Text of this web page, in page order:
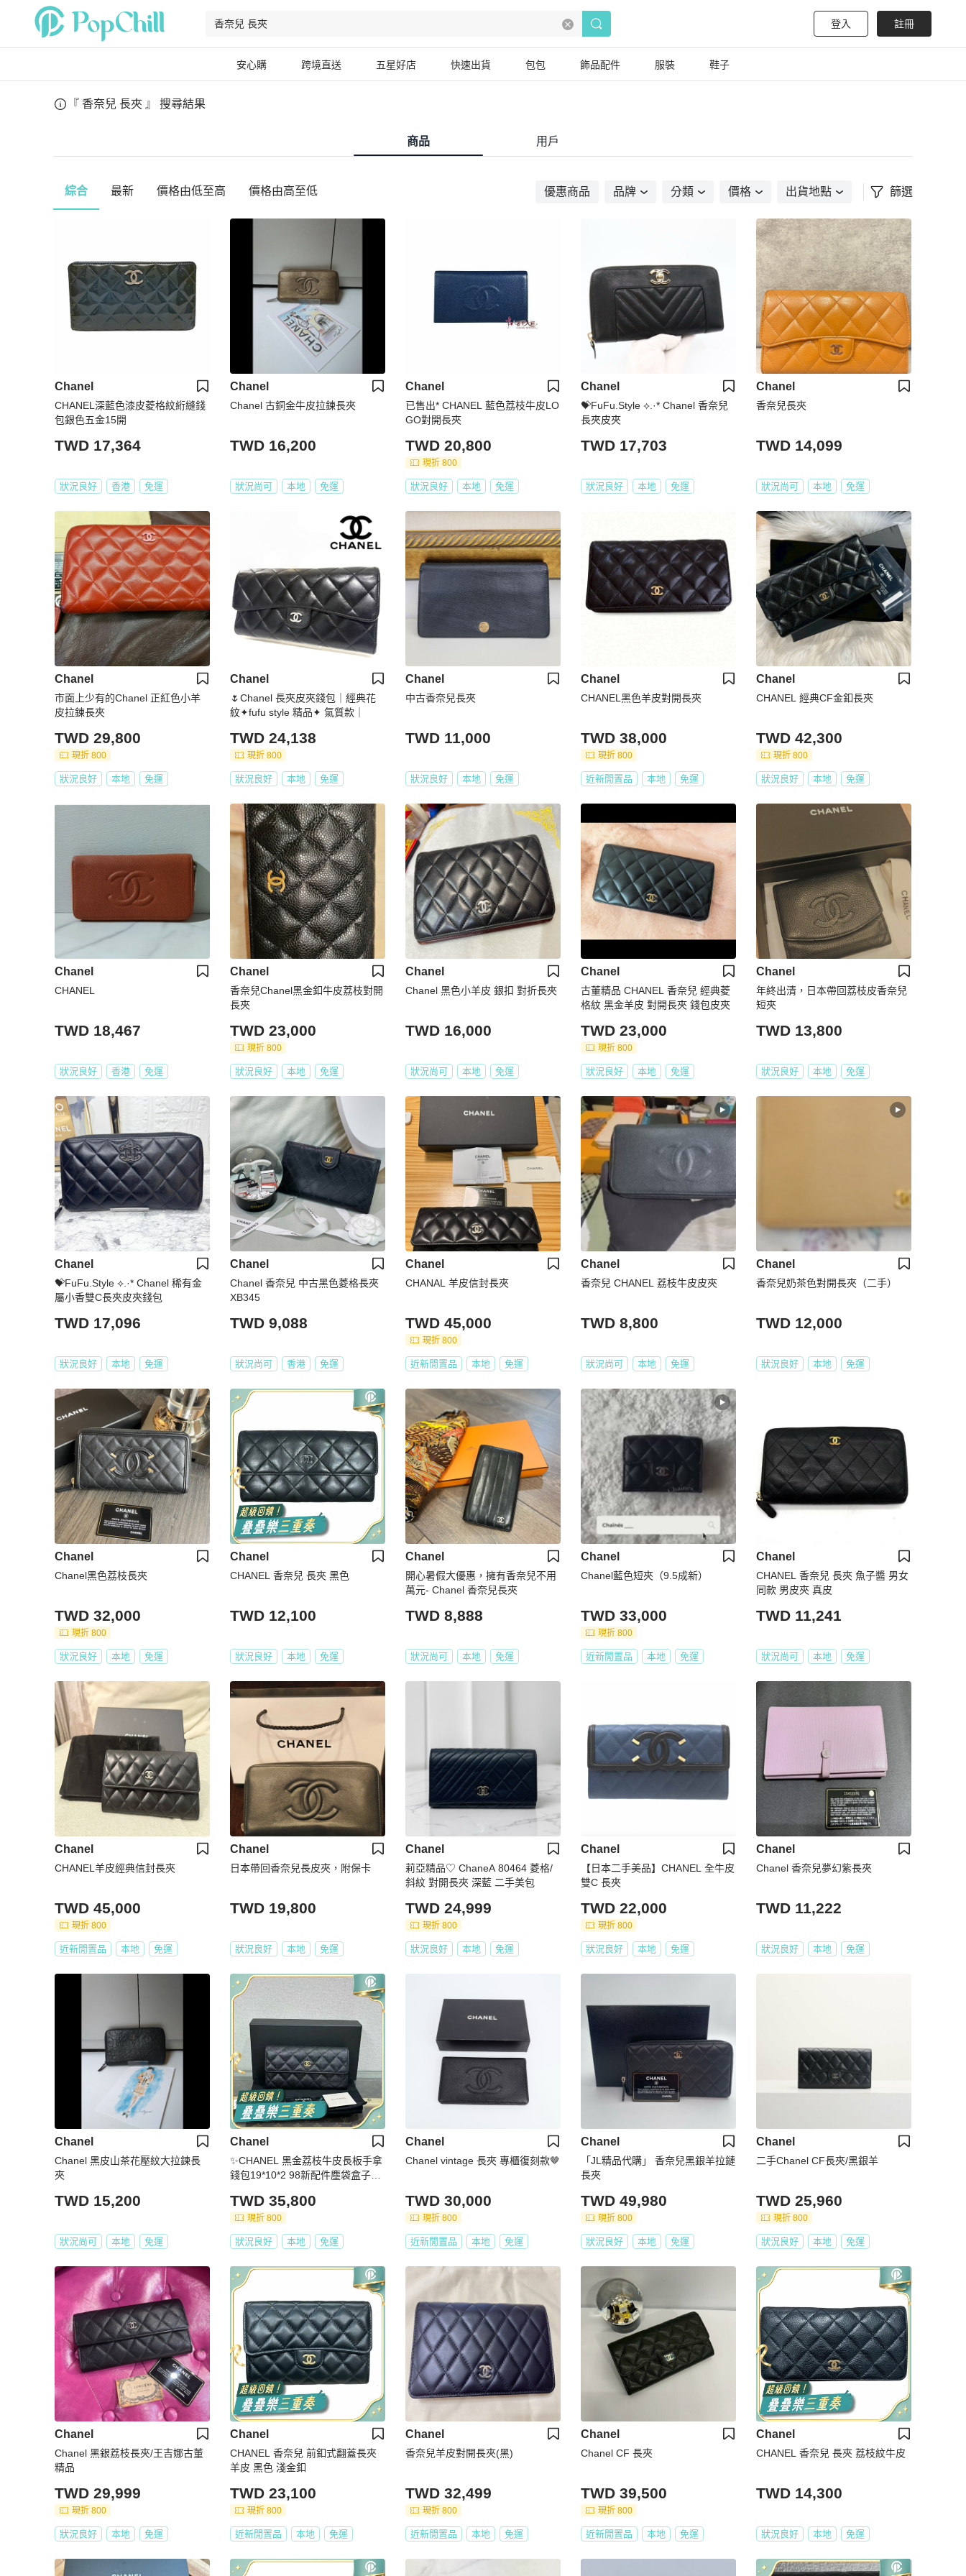
登入 註冊
安心購 跨境直送 五星好店 快速出貨 包包 飾品配件 服裝 鞋子
『 香奈兒 長夾 』 搜尋結果
商品 用戶
綜合 最新 價格由低至高 價格由高至低 優惠商品 品牌 分類 價格 出貨地點 篩選
Chanel
CHANEL深藍色漆皮菱格紋絎縫錢
包銀色五金15開
TWD 17,364
狀況良好 香港 免運
Chanel
Chanel 古銅金牛皮拉鍊長夾
TWD 16,200
狀況尚可 本地 免運
Chanel
已售出* CHANEL 藍色荔枝牛皮LO
GO對開長夾
TWD 20,800
現折 800
狀況良好 本地 免運
Chanel
💝FuFu.Style ⟡.·* Chanel 香奈兒
長夾皮夾
TWD 17,703
狀況良好 本地 免運
Chanel
香奈兒長夾
TWD 14,099
狀況尚可 本地 免運
Chanel
市面上少有的Chanel 正紅色小羊
皮拉鍊長夾
TWD 29,800
現折 800
狀況良好 本地 免運
Chanel
🌷Chanel 長夾皮夾錢包｜經典花
紋✦fufu style 精品✦ 氣質款｜
TWD 24,138
現折 800
狀況良好 本地 免運
Chanel
中古香奈兒長夾
TWD 11,000
狀況良好 本地 免運
Chanel
CHANEL黑色羊皮對開長夾
TWD 38,000
現折 800
近新閒置品 本地 免運
Chanel
CHANEL 經典CF金釦長夾
TWD 42,300
現折 800
狀況良好 本地 免運
Chanel
CHANEL
TWD 18,467
狀況良好 香港 免運
Chanel
香奈兒Chanel黑金釦牛皮荔枝對開
長夾
TWD 23,000
現折 800
狀況良好 本地 免運
Chanel
Chanel 黑色小羊皮 銀扣 對折長夾
TWD 16,000
狀況尚可 本地 免運
Chanel
古董精品 CHANEL 香奈兒 經典菱
格紋 黑金羊皮 對開長夾 錢包皮夾
TWD 23,000
現折 800
狀況良好 本地 免運
Chanel
年終出清，日本帶回荔枝皮香奈兒
短夾
TWD 13,800
狀況良好 本地 免運
Chanel
💝FuFu.Style ⟡.·* Chanel 稀有金
屬小香雙C長夾皮夾錢包
TWD 17,096
狀況良好 本地 免運
Chanel
Chanel 香奈兒 中古黑色菱格長夾
XB345
TWD 9,088
狀況尚可 香港 免運
Chanel
CHANAL 羊皮信封長夾
TWD 45,000
現折 800
近新閒置品 本地 免運
Chanel
香奈兒 CHANEL 荔枝牛皮皮夾
TWD 8,800
狀況尚可 本地 免運
Chanel
香奈兒奶茶色對開長夾（二手）
TWD 12,000
狀況良好 本地 免運
Chanel
Chanel黑色荔枝長夾
TWD 32,000
現折 800
狀況良好 本地 免運
Chanel
CHANEL 香奈兒 長夾 黑色
TWD 12,100
狀況良好 本地 免運
Chanel
開心暑假大優惠，擁有香奈兒不用
萬元- Chanel 香奈兒長夾
TWD 8,888
狀況尚可 本地 免運
Chanel
Chanel藍色短夾（9.5成新）
TWD 33,000
現折 800
近新閒置品 本地 免運
Chanel
CHANEL 香奈兒 長夾 魚子醬 男女
同款 男皮夾 真皮
TWD 11,241
狀況尚可 本地 免運
Chanel
CHANEL羊皮經典信封長夾
TWD 45,000
現折 800
近新閒置品 本地 免運
Chanel
日本帶回香奈兒長皮夾，附保卡
TWD 19,800
狀況良好 本地 免運
Chanel
莉亞精品♡ ChaneA 80464 菱格/
斜紋 對開長夾 深藍 二手美包
TWD 24,999
現折 800
狀況良好 本地 免運
Chanel
【日本二手美品】CHANEL 全牛皮
雙C 長夾
TWD 22,000
現折 800
狀況良好 本地 免運
Chanel
Chanel 香奈兒夢幻紫長夾
TWD 11,222
狀況良好 本地 免運
Chanel
Chanel 黑皮山茶花壓紋大拉鍊長
夾
TWD 15,200
狀況尚可 本地 免運
Chanel
✨CHANEL 黑金荔枝牛皮長板手拿
錢包19*10*2 98新配件塵袋盒子保
TWD 35,800
現折 800
狀況良好 本地 免運
Chanel
Chanel vintage 長夾 專櫃復刻款🤎
TWD 30,000
現折 800
近新閒置品 本地 免運
Chanel
「JL精品代購」 香奈兒黑銀羊拉鏈
長夾
TWD 49,980
現折 800
狀況良好 本地 免運
Chanel
二手Chanel CF長夾/黑銀羊
TWD 25,960
現折 800
狀況良好 本地 免運
Chanel
Chanel 黑銀荔枝長夾/王吉娜古董
精品
TWD 29,999
現折 800
狀況良好 本地 免運
Chanel
CHANEL 香奈兒 前釦式翻蓋長夾
羊皮 黑色 淺金釦
TWD 23,100
現折 800
近新閒置品 本地 免運
Chanel
香奈兒羊皮對開長夾(黑)
TWD 32,499
現折 800
近新閒置品 本地 免運
Chanel
Chanel CF 長夾
TWD 39,500
現折 800
近新閒置品 本地 免運
Chanel
CHANEL 香奈兒 長夾 荔枝紋牛皮
TWD 14,300
狀況良好 本地 免運